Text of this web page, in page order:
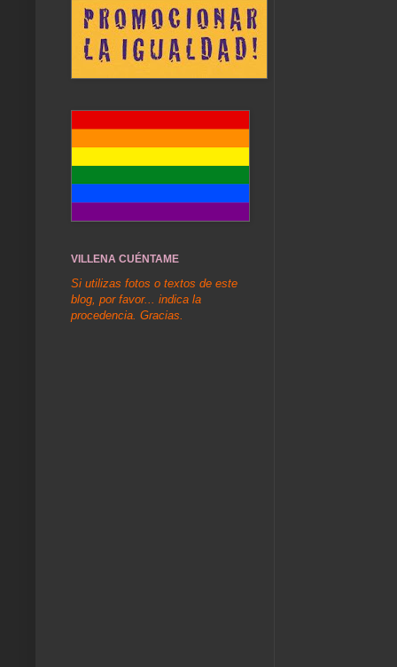
VILLENA CUÉNTAME
Si utilizas fotos o textos de este
blog, por favor... indica la
procedencia. Gracias.